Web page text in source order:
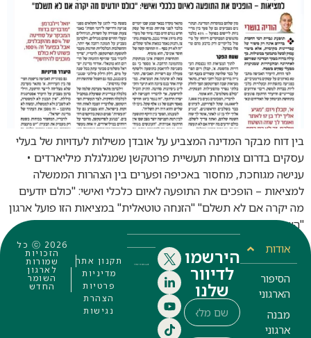
בין דוח מבקר המדינה המצביע על אובדן משילות לעדויות של בעלי
עסקים בדרום צומחת תעשיית פרוטקשן שמגלגלת מיליארדים •
ענישה מגוחכת, מחסור באכיפה ופערים בין הצהרות הממשלה
למציאות – הופכים את התופעה לאיום כלכלי ואישי: "כולם יודעים
מה יקרה אם לא תשלם" "הזנחה טוטאלית" במציאות הזו פועל ארגון
"השומר החדש" בראשותו של המנכ"ל יואל זילברמן, […]
אודות
הסיפור
הארגוני
מבנה
ארגוני
הירשמו
לדיוור
שלנו
תקנון אתר
מדיניות
פרטיות
הצהרת
נגישות
ⓒ 2026 כל
הזכויות
שמורות
לארגון
השומר
החדש